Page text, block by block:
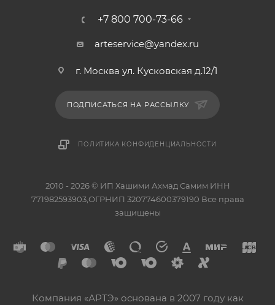
+7 800 700-73-66
arteservice@yandex.ru
г. Москва ул. Кусковская д.12/1
ПОДПИСАТЬСЯ НА РАССЫЛКУ
ПОЛИТИКА КОНФИДЕНЦИАЛЬНОСТИ
2010 - 2026 © ИП Хашими Ахмад Самим ИНН
771982593903,ОГРНИП 320774600379190 Все права
защищены
Компания «АРТЭ» основана в 2007 году как